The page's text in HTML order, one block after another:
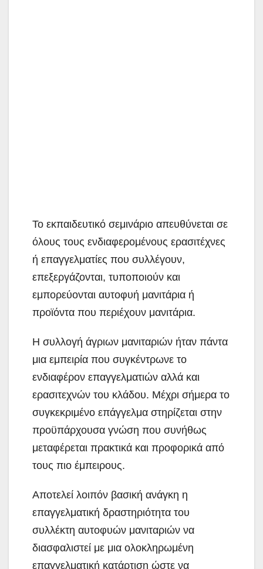
Το εκπαιδευτικό σεμινάριο απευθύνεται σε
όλους τους ενδιαφερομένους ερασιτέχνες
ή επαγγελματίες που συλλέγουν,
επεξεργάζονται, τυποποιούν και
εμπορεύονται αυτοφυή μανιτάρια ή
προϊόντα που περιέχουν μανιτάρια.
Η συλλογή άγριων μανιταριών ήταν πάντα
μια εμπειρία που συγκέντρωνε το
ενδιαφέρον επαγγελματιών αλλά και
ερασιτεχνών του κλάδου. Μέχρι σήμερα το
συγκεκριμένο επάγγελμα στηρίζεται στην
προϋπάρχουσα γνώση που συνήθως
μεταφέρεται πρακτικά και προφορικά από
τους πιο έμπειρους.
Αποτελεί λοιπόν βασική ανάγκη η
επαγγελματική δραστηριότητα του
συλλέκτη αυτοφυών μανιταριών να
διασφαλιστεί με μια ολοκληρωμένη
επαγγελματική κατάρτιση ώστε να